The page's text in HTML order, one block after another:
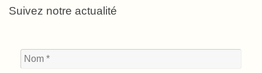
Suivez notre actualité